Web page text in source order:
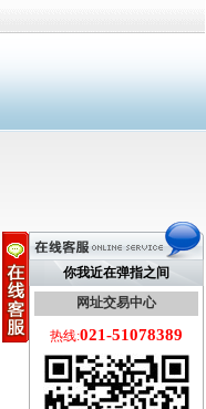
你我近在弹指之间
网址交易中心
热线:021-51078389